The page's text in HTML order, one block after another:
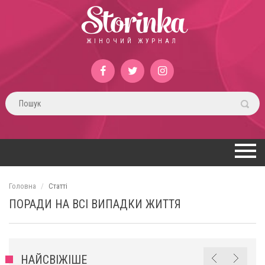
Storinka
ЖІНОЧИЙ ЖУРНАЛ
Головна Статті
ПОРАДИ НА ВСІ ВИПАДКИ ЖИТТЯ
НАЙСВІЖІШЕ